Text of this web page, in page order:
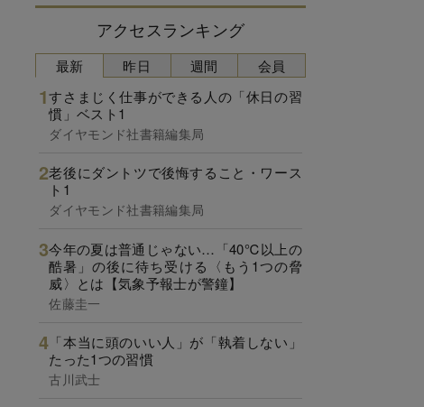
アクセスランキング
最新
すさまじく仕事ができる人の「休日の習
慣」ベスト1
ダイヤモンド社書籍編集局
老後にダントツで後悔すること・ワース
ト1
ダイヤモンド社書籍編集局
今年の夏は普通じゃない…「40℃以上の
酷暑」の後に待ち受ける〈もう1つの脅
威〉とは【気象予報士が警鐘】
佐藤圭一
「本当に頭のいい人」が「執着しない」
たった1つの習慣
古川武士
昨日 週間 会員